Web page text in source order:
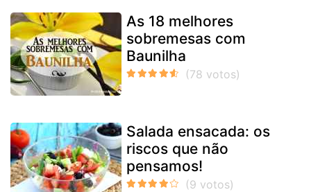
As 18 melhores
sobremesas com
Baunilha
Salada ensacada: os
riscos que não
pensamos!